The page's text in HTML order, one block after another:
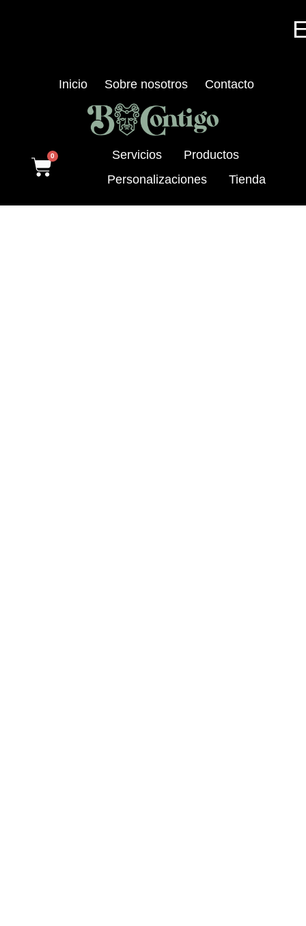
Inicio Sobre nosotros Contacto
0 Servicios
Productos
Personalizaciones
Tienda